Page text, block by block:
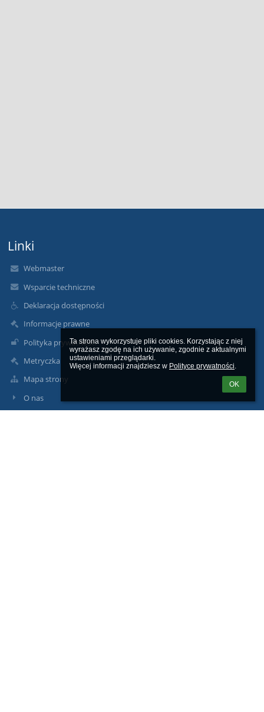
Ta strona wykorzystuje pliki cookies. Korzystając z niej
wyrażasz zgodę na ich używanie, zgodnie z aktualnymi
ustawieniami przeglądarki.
Więcej informacji znajdziesz w Polityce prywatności.
OK
Linki
Webmaster
Wsparcie techniczne
Deklaracja dostępności
Informacje prawne
Polityka prywatności
Metryczka
Mapa strony
O nas